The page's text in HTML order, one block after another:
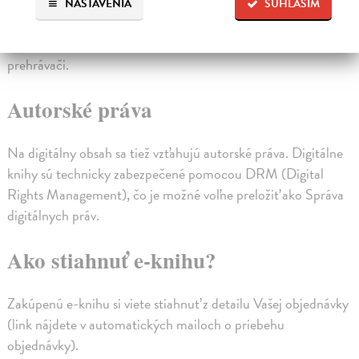
SÚHLASÍM
NASTAVENIA
audioknihy prístupné vo formáte MP3, ktoré je po zakúpení
prehrávači.
Autorské práva
Na digitálny obsah sa tiež vzťahujú autorské práva. Digitálne
knihy sú technicky zabezpečené pomocou DRM (Digital
Rights Management), čo je možné voľne preložiť ako Správa
digitálnych práv.
Ako stiahnuť e-knihu?
Zakúpenú e-knihu si viete stiahnuť z detailu Vašej objednávky
(link nájdete v automatických mailoch o priebehu
objednávky).